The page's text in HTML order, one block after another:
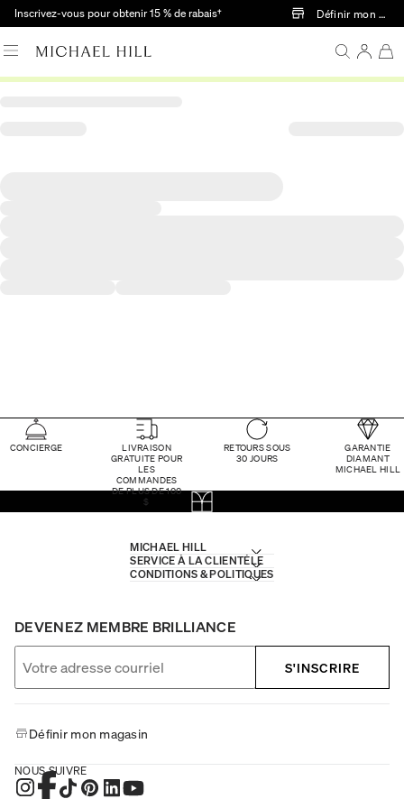
Passer au contenu principal
Inscrivez-vous pour obtenir 15 % de rabais† Définir mon
CONCIERGE
LIVRAISON
GRATUITE POUR
LES
COMMANDES
DE PLUS DE 100
$
RETOURS SOUS
30 JOURS
GARANTIE
DIAMANT
MICHAEL HILL
MICHAEL HILL
SERVICE À LA CLIENTÈLE
CONDITIONS & POLITIQUES
DEVENEZ MEMBRE BRILLIANCE
S'INSCRIRE
Définir mon magasin
NOUS SUIVRE